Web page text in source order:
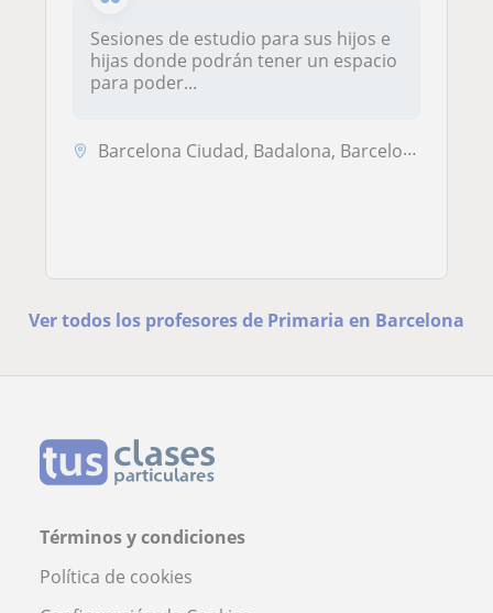
Sesiones de estudio para sus hijos e
hijas donde podrán tener un espacio
para poder...
Barcelona Ciudad, Badalona, Barcelona (Ciudad), Sant Adrià de Besòs, S...
Ver todos los profesores de Primaria en Barcelona
Términos y condiciones
Política de cookies